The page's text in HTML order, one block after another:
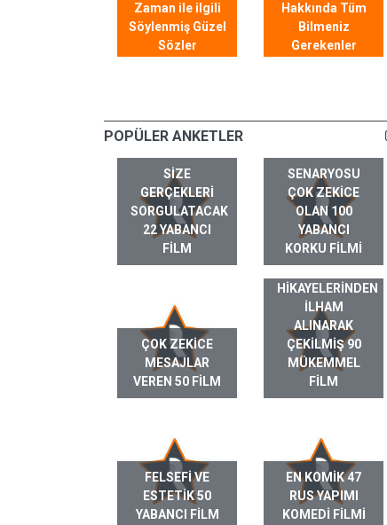
Zaman ile ilgili
Söylenmiş Güzel
Sözler
Hakkında Tüm
Bilmeniz
Gerekenler
POPÜLER ANKETLER
SIZE
GERÇEKLERI
SORGULATACAK
22 YABANCI
FILM
SENARYOSU
ÇOK ZEKICE
OLAN 100
YABANCI
KORKU FILMI
ÇOK ZEKICE
MESAJLAR
VEREN 50 FILM
GERÇEK HAYAT
HIKAYELERINDEN
ILHAM
ALINARAK
ÇEKILMIŞ 90
MÜKEMMEL
FILM
FELSEFI VE
ESTETIK 50
YABANCI FILM
EN KOMIK 47
RUS YAPIMI
KOMEDI FILMI